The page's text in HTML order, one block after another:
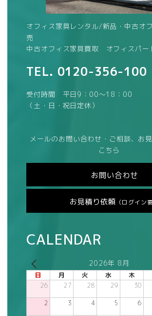
オフィス家具レンタル/新品・中古オ
売
中古オフィス家具買取 オフィスパー
TEL. 0120-356-100
受付時間 平日9：00～18：00
（土・日・祝日定休）
メールのお問い合わせ・ご相談、お
こちら
お問い合わせ
お見積り依頼 （ログイン要
CALENDAR
2026年 8月
日 月 火 水 木
26 27 28 29 30
2 3 4 5 6